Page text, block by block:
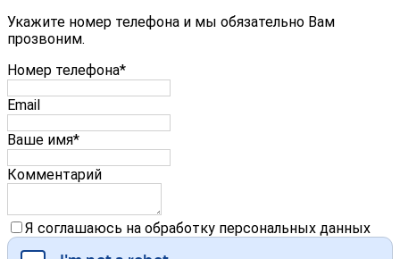
Укажите номер телефона и мы обязательно Вам
прозвоним.
Номер телефона*
Email
Ваше имя*
Комментарий
Я соглашаюсь на обработку персональных данных